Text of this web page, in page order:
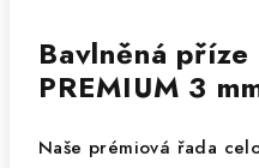
Bavlněná
PREMIUM 3
Naše prémiová řada